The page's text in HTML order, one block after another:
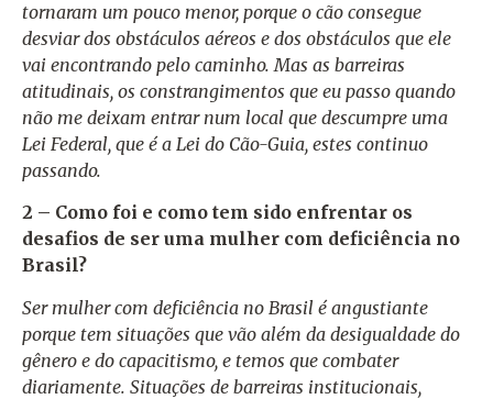
tornaram um pouco menor, porque o cão consegue
desviar dos obstáculos aéreos e dos obstáculos que ele
vai encontrando pelo caminho. Mas as barreiras
atitudinais, os constrangimentos que eu passo quando
não me deixam entrar num local que descumpre uma
Lei Federal, que é a Lei do Cão-Guia, estes continuo
passando.
2 – Como foi e como tem sido enfrentar os
desafios de ser uma mulher com deficiência no
Brasil?
Ser mulher com deficiência no Brasil é angustiante
porque tem situações que vão além da desigualdade do
gênero e do capacitismo, e temos que combater
diariamente. Situações de barreiras institucionais,